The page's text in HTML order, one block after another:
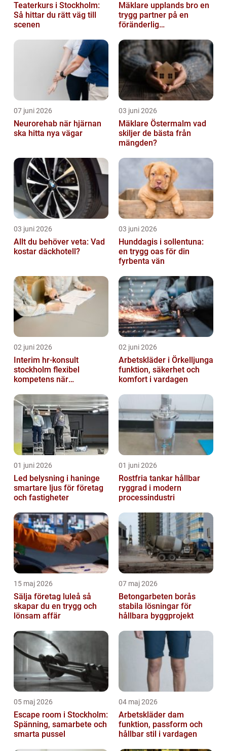
Teaterkurs i Stockholm:
Så hittar du rätt väg till
scenen
Mäklare upplands bro en
trygg partner på en
föränderlig
07 juni 2026
Neurorehab när hjärnan
ska hitta nya vägar
03 juni 2026
Mäklare Östermalm vad
skiljer de bästa från
mängden?
03 juni 2026
Allt du behöver veta: Vad
kostar däckhotell?
03 juni 2026
Hunddagis i sollentuna:
en trygg oas för din
fyrbenta vän
02 juni 2026
Interim hr-konsult
stockholm flexibel
kompetens när
02 juni 2026
Arbetskläder i Örkelljunga
funktion, säkerhet och
komfort i vardagen
01 juni 2026
Led belysning i haninge
smartare ljus för företag
och fastigheter
01 juni 2026
Rostfria tankar hållbar
ryggrad i modern
processindustri
15 maj 2026
Sälja företag luleå så
skapar du en trygg och
lönsam affär
07 maj 2026
Betongarbeten borås
stabila lösningar för
hållbara byggprojekt
05 maj 2026
Escape room i Stockholm:
Spänning, samarbete och
smarta pussel
04 maj 2026
Arbetskläder dam
funktion, passform och
hållbar stil i vardagen